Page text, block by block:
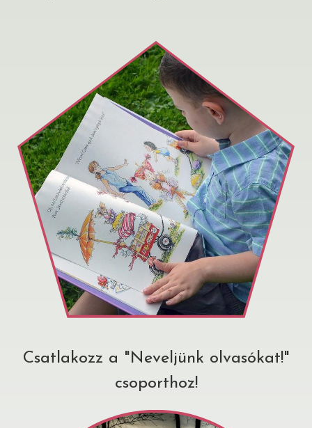
Csatlakozz a "Neveljünk olvasókat!"
csoporthoz!